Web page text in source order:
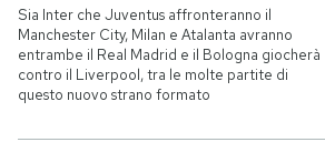
Sia Inter che Juventus affronteranno il
Manchester City, Milan e Atalanta avranno
entrambe il Real Madrid e il Bologna giocherà
contro il Liverpool, tra le molte partite di
questo nuovo strano formato